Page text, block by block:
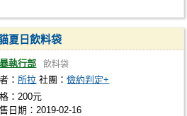
夏日飲料袋
執行部 飲料袋
：所拉 社團：儉約判定+
：200元
日期：2019-02-16